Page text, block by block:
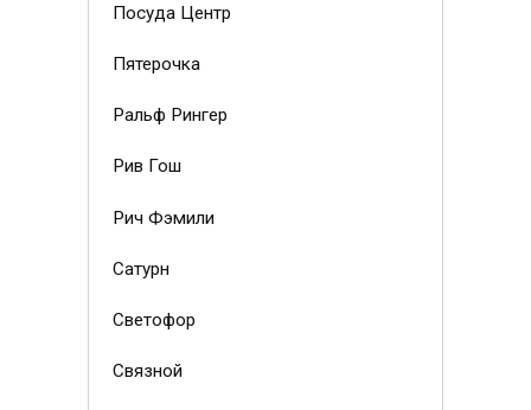
Посуда Центр
Пятерочка
Ральф Рингер
Рив Гош
Рич Фэмили
Сатурн
Светофор
Связной